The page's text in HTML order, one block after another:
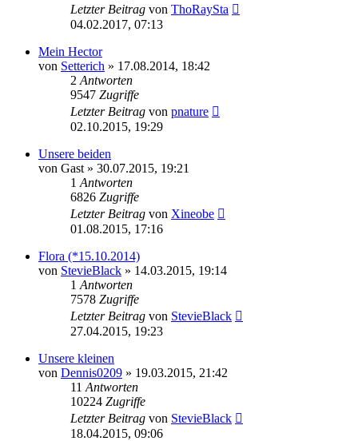
Letzter Beitrag von ThoRaySta
04.02.2017, 07:13
Mein Hector
von Setterich » 17.08.2014, 18:42
2 Antworten
9547 Zugriffe
Letzter Beitrag von pnature
02.10.2015, 19:29
Unsere beiden
von Gast » 30.07.2015, 19:21
1 Antworten
6826 Zugriffe
Letzter Beitrag von Xineobe
01.08.2015, 17:16
Flora (*15.10.2014)
von StevieBlack » 14.03.2015, 19:14
1 Antworten
7578 Zugriffe
Letzter Beitrag von StevieBlack
27.04.2015, 19:23
Unsere kleinen
von Dennis0209 » 19.03.2015, 21:42
11 Antworten
10224 Zugriffe
Letzter Beitrag von StevieBlack
18.04.2015, 09:06